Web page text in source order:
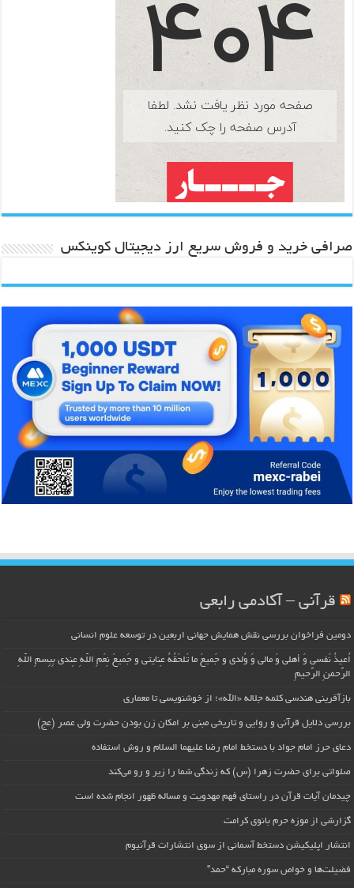
صرافی خرید و فروش سریع ارز دیجیتال کوینکس
قرآنی – آکادمی رابعی
دومین فراخوان بررسی نقش همایش جهانی اربعین در توسعه علوم انسانی
اُعیذُ نَفسی وَ أهلی وَ مالی وَ وُلدی و جَمیعَ ما تَلحَقُهُ عِنایتی و جَمیعَ نِعَمِ اللّهِ عِندی بِبِسمِ اللّهِ
الرَّحمنِ الرَّحیمِ
بازآفرینی هندسی کلمه جلاله «الله»؛ از خوشنویسی تا معماری
بررسی دلایل قرآنی و روایی و تاریخی مبنی بر امکان زن بودن حضرت ولی عصر (عج)
دعای حرز امام جواد با دستخط امام رضا علیهما السلام و روش استفاده
صلواتی برای حضرت زهرا (س) که زندگی شما را زیر و رو می‌کند
چیدمان آیات قرآن در راستای فهم مهدویت و مساله ظهور انجام شده است
گزارشی از موزه حرم بانوی کرامت
انتشار اپلیکیشن دستخط آسمانی از سوی انتشارات قرآنیوم
فضیلت‌ها و خواص سوره مبارکه “حمد”